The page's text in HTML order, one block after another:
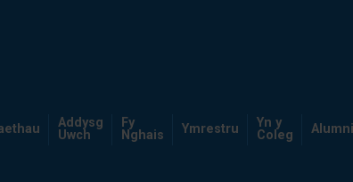
Addysg
Uwch
Fy
Nghais
Ymrestru
Yn y
Coleg
Alumni